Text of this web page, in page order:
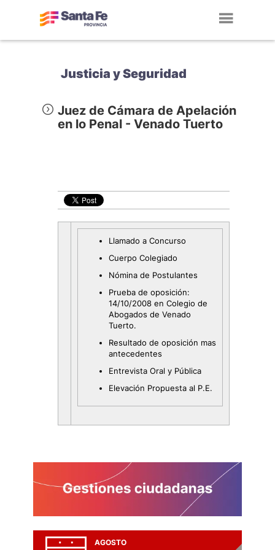
Justicia y Seguridad
Juez de Cámara de Apelación
en lo Penal - Venado Tuerto
Llamado a Concurso
Cuerpo Colegiado
Nómina de Postulantes
Prueba de oposición:
14/10/2008 en Colegio de
Abogados de Venado
Tuerto.
Resultado de oposición mas
antecedentes
Entrevista Oral y Pública
Elevación Propuesta al P.E.
AGOSTO